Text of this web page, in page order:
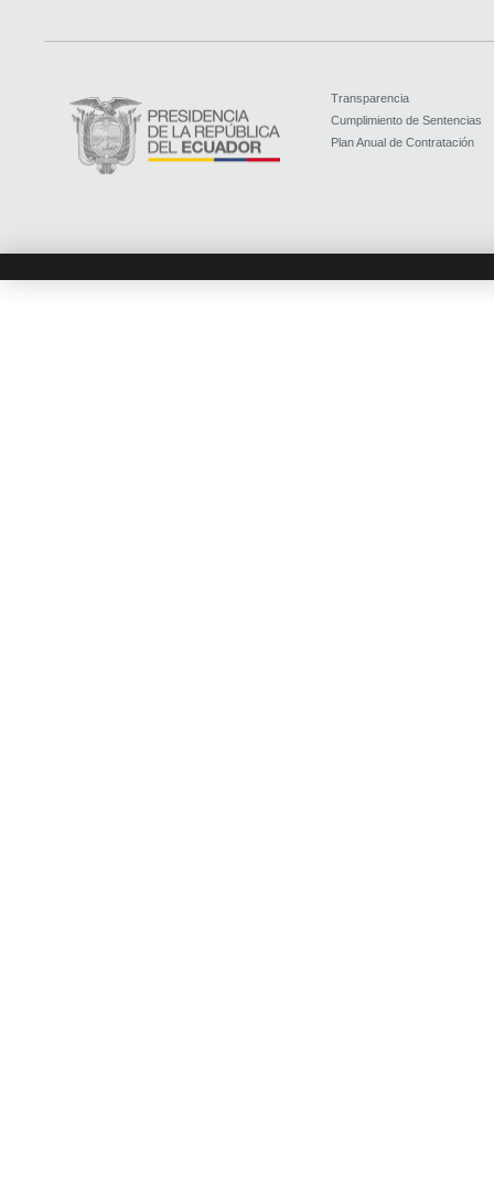
Transparencia
Cumplimiento de Sentencias
Plan Anual de Contratación